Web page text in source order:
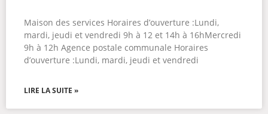
Maison des services Horaires d’ouverture :Lundi,
mardi, jeudi et vendredi 9h à 12 et 14h à 16hMercredi
9h à 12h Agence postale communale Horaires
d’ouverture :Lundi, mardi, jeudi et vendredi
LIRE LA SUITE »